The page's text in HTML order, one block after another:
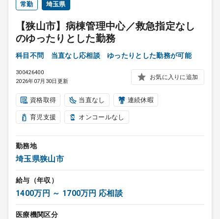
常勤 埼玉県
【狭山市】病棟管理中心／救急指定なし
のゆったりとした勤務
科目不問 当直なし応相談 ゆったりとした勤務が可能
300426400
2026年07月30日更新
お気に入りに追加
資格取得 当直なし 連続休暇
育児支援 オンコールなし
勤務地
埼玉県狭山市
給与（年収）
1400万円 ～ 1700万円 応相談
医療機関区分